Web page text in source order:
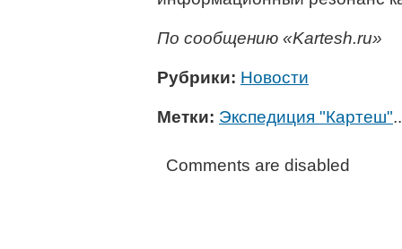
По сообщению «Kartesh.ru»
Рубрики: Новости
Метки: Экспедиция "Картеш"
Comments are disabled